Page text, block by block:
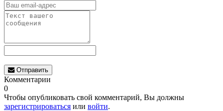
Отправить
Комментарии
0
Чтобы опубликовать свой комментарий, Вы должны
зарегистрироваться или войти.